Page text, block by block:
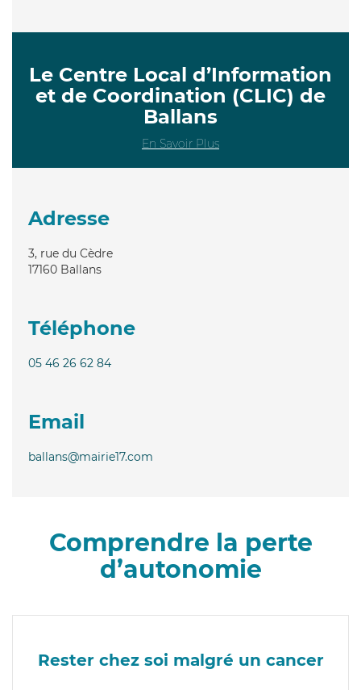
Le Centre Local d’Information
et de Coordination (CLIC) de
Ballans
En Savoir Plus
Adresse
3, rue du Cèdre
17160 Ballans
Téléphone
05 46 26 62 84
Email
ballans@mairie17.com
Comprendre la perte
d’autonomie
Rester chez soi malgré un cancer